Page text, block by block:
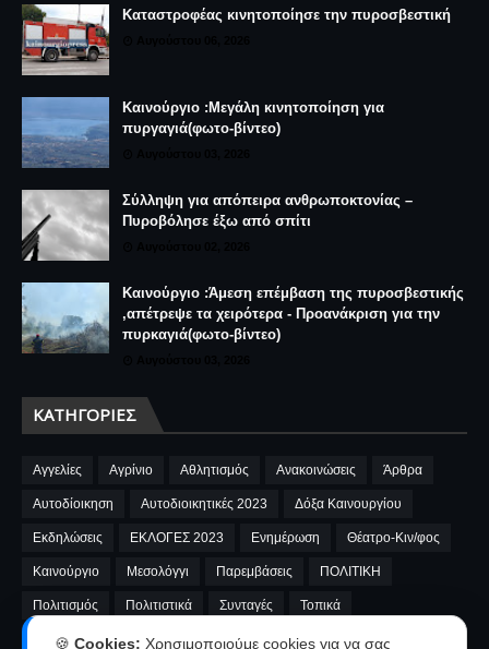
ΔΙΑΒΆΣΤΗΚΑΝ ΠΕΡΙΣΣΌΤΕΡΟ
Θυμάσαι το DEFACTO; 30 χρόνια μετά, το θρυλικό
στέκι ζωντανεύει ξανά
Αυγούστου 06, 2026
Αυγούστου 06, 2026
Καινούργιο :Μεγάλη κινητοποίηση για
πυργαγιά(φωτο-βίντεο)
Σύλληψη για απόπειρα ανθρωποκτονίας –
Αυγούστου 02, 2026
🍪 Cookies: Χρησιμοποιούμε cookies για να σας